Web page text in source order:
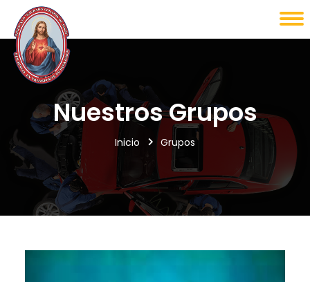
Nuestros Grupos
Inicio Grupos